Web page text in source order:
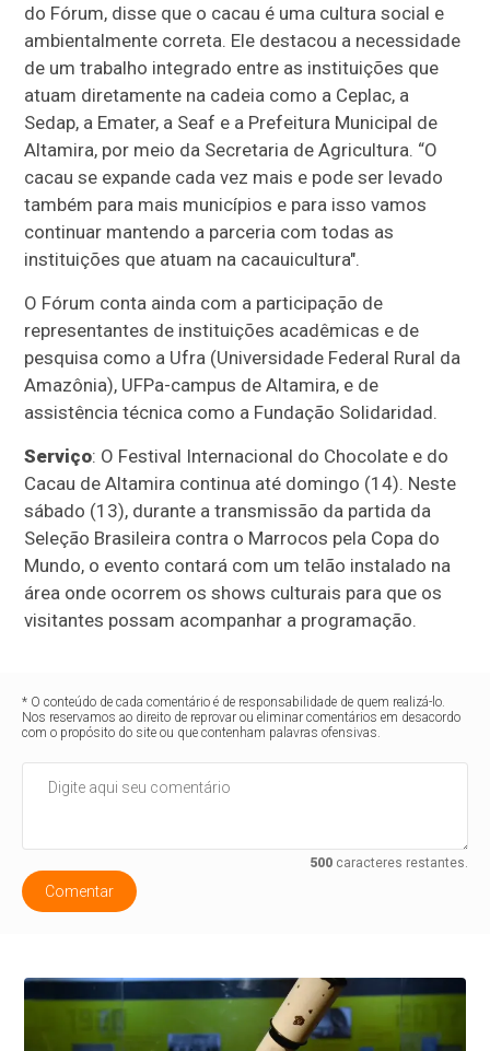
do Fórum, disse que o cacau é uma cultura social e
ambientalmente correta. Ele destacou a necessidade
de um trabalho integrado entre as instituições que
atuam diretamente na cadeia como a Ceplac, a
Sedap, a Emater, a Seaf e a Prefeitura Municipal de
Altamira, por meio da Secretaria de Agricultura. “O
cacau se expande cada vez mais e pode ser levado
também para mais municípios e para isso vamos
continuar mantendo a parceria com todas as
instituições que atuam na cacauicultura".
O Fórum conta ainda com a participação de
representantes de instituições acadêmicas e de
pesquisa como a Ufra (Universidade Federal Rural da
Amazônia), UFPa-campus de Altamira, e de
assistência técnica como a Fundação Solidaridad.
Serviço: O Festival Internacional do Chocolate e do
Cacau de Altamira continua até domingo (14). Neste
sábado (13), durante a transmissão da partida da
Seleção Brasileira contra o Marrocos pela Copa do
Mundo, o evento contará com um telão instalado na
área onde ocorrem os shows culturais para que os
visitantes possam acompanhar a programação.
* O conteúdo de cada comentário é de responsabilidade de quem realizá-lo.
Nos reservamos ao direito de reprovar ou eliminar comentários em desacordo
com o propósito do site ou que contenham palavras ofensivas.
500caracteres restantes.
Comentar